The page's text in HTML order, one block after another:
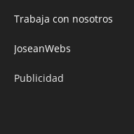
Trabaja con nosotros
JoseanWebs
Publicidad